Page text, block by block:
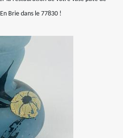
Brie dans le 77830 !